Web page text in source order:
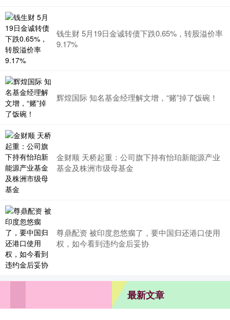
钱生财 5月19日金诚转债下跌0.65%，转股溢价率
9.17%
辉煌国际 知名基金经理解文增，“赌”掉了饭碗！
金财顺 天桥起重：公司旗下持有怡珀新能源产业
基金及株洲市级母基金
尊鼎配资 被印度忽悠瘸了，要中国归还港口使用
权，如今看到违约金后妥协
最新文章